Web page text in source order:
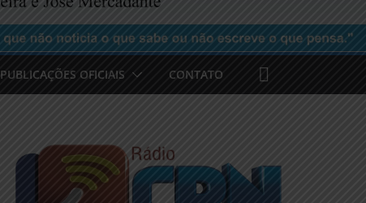
PUBLICAÇÕES OFICIAIS CONTATO